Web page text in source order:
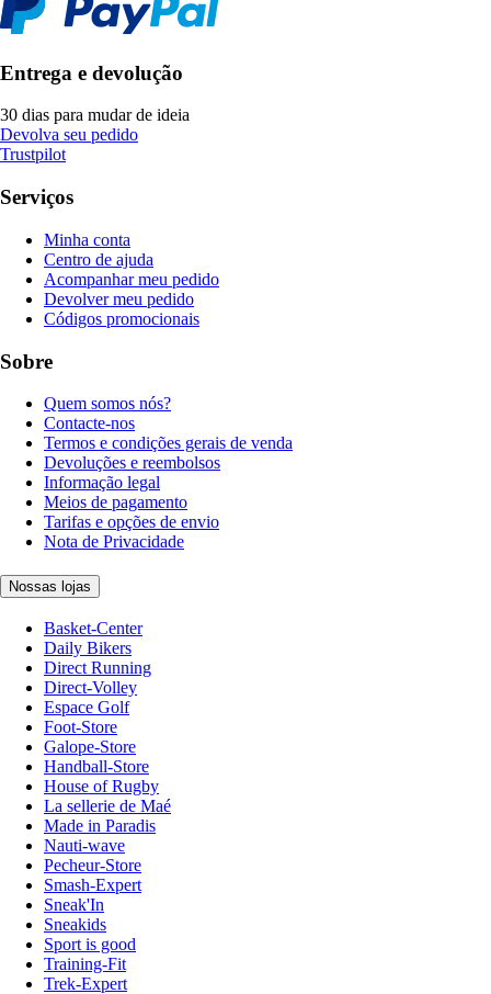
Entrega e devolução
30 dias para mudar de ideia
Devolva seu pedido
Trustpilot
Serviços
Minha conta
Centro de ajuda
Acompanhar meu pedido
Devolver meu pedido
Códigos promocionais
Sobre
Quem somos nós?
Contacte-nos
Termos e condições gerais de venda
Devoluções e reembolsos
Informação legal
Meios de pagamento
Tarifas e opções de envio
Nota de Privacidade
Nossas lojas
Basket-Center
Daily Bikers
Direct Running
Direct-Volley
Espace Golf
Foot-Store
Galope-Store
Handball-Store
House of Rugby
La sellerie de Maé
Made in Paradis
Nauti-wave
Pecheur-Store
Smash-Expert
Sneak'In
Sneakids
Sport is good
Training-Fit
Trek-Expert